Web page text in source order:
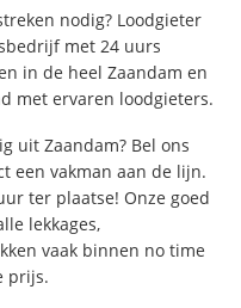
nodig? Loodgieter
met 24 uurs
in de heel Zaandam en
met ervaren loodgieters.
uit Zaandam? Bel ons
een vakman aan de lijn.
ter plaatse! Onze goed
lekkages,
vaak binnen no time
prijs.